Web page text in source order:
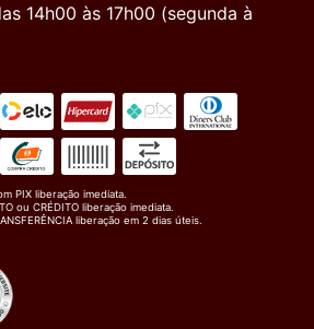
14h00 às 17h00 (segunda à
PIX liberação imediata.
ou CRÉDITO liberação imediata.
liberação em 2 dias úteis.